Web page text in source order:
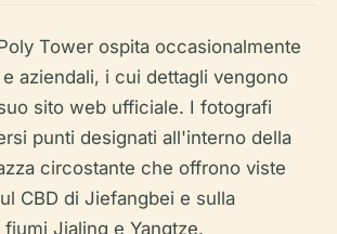
Tower ospita occasionalmente
aziendali, i cui dettagli vengono
sito web ufficiale. I fotografi
punti designati all'interno della
circostante che offrono viste
CBD di Jiefangbei e sulla
Jialing e Yangtze.